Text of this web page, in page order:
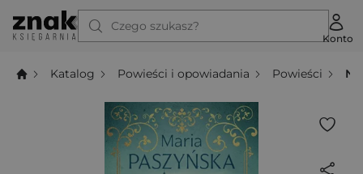
Czego szukasz?
Konto
Katalog Powieści i opowiadania Powieści